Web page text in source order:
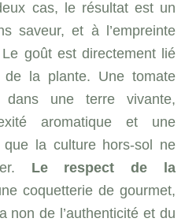
cas, le résultat est un
saveur, et à l’empreinte
goût est directement lié
la plante. Une tomate
une terre vivante,
aromatique et une
la culture hors-sol ne
Le respect de la
coquetterie de gourmet,
non de l’authenticité et du